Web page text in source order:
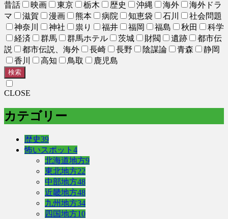
昔話
映画 東京 栃木 歴史 沖縄 海外
海外ドラ
マ
滋賀 漫画 熊本 病院 知恵袋 石川
社会問題
神奈川
神社 祟り 福井 福岡 福島 秋田
科学
経済
群馬 群馬ホテル 茨城 財閥 遺跡
都市伝
説
都市伝説、海外 長崎 長野 陰謀論 青森
静岡
香川
高知 鳥取 鹿児島
検索
CLOSE
カテゴリー
歴史39
怖いスポット 4
北海道地方9
東北地方22
中部地方48
近畿地方48
九州地方34
四国地方10